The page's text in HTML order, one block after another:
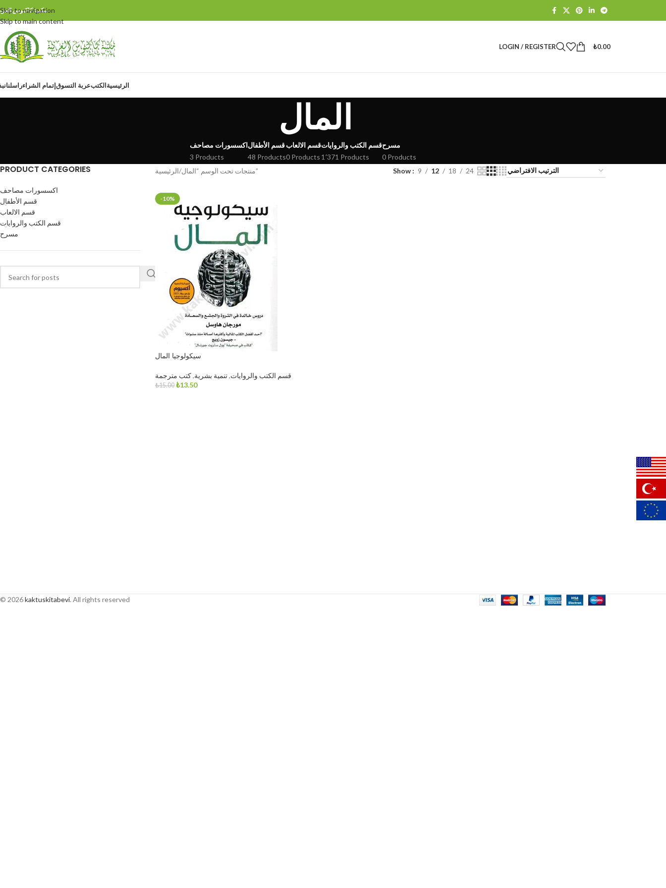
Skip to navigation
Skip to main content
مكتبة كاكتوس
LOGIN / REGISTER ₺0.00
راسلناإتمام الشراءعربة التسوقالكتبالرئيسية
المال
اكسسورات مصاحف
3 Products
قسم الأطفال
48 Products
قسم الالعاب
0 Products
قسم الكتب والروايات
1٬371 Products
مسرح
0 Products
PRODUCT CATEGORIES
اكسسورات مصاحف
قسم الأطفال
قسم الالعاب
قسم الكتب والروايات
مسرح
الرئيسية منتجات تحت الوسم “المال” Show 9 12 18 24
-10%
سيكولوجيا المال
قسم الكتب والروايات,تنمية بشرية,كتب مترجمة
₺15.00 ₺13.50
© 2026kaktuskitabevi. All rights reserved